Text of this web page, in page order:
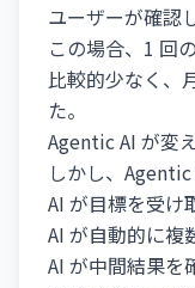
ユーザーが確認
この場合、1 回
比較的少なく、
た。
Agentic AI が変
しかし、Agentic
AI が目標を受け
AI が自動的に複
AI が中間結果を